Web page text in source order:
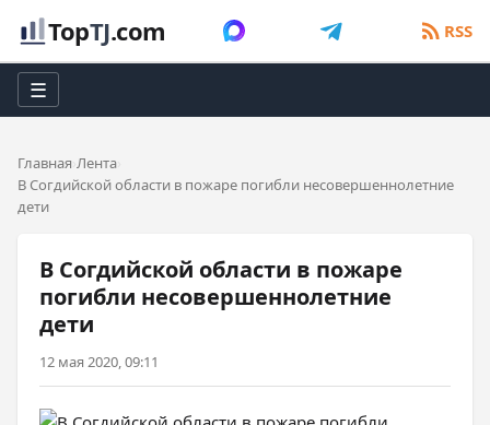
TopTJ.com RSS
☰
Главная Лента
В Согдийской области в пожаре погибли несовершеннолетние
дети
В Согдийской области в пожаре
погибли несовершеннолетние
дети
12 мая 2020, 09:11